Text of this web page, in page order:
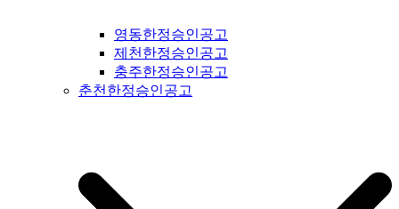
영동한정승인공고
제천한정승인공고
충주한정승인공고
춘천한정승인공고